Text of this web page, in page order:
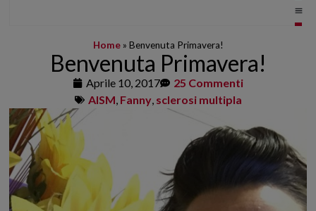
Home» Benvenuta Primavera!
Benvenuta Primavera!
Aprile 10, 2017
25 Commenti
AISM, Fanny, sclerosi multipla